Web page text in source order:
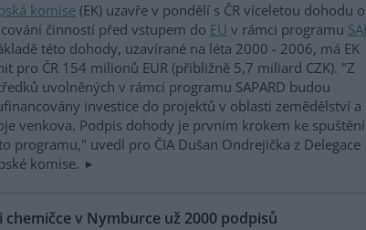
komise (EK) uzavře v pondělí s ČR víceletou dohodu o
činností před vstupem do EU v rámci programu
této dohody, uzavírané na léta 2000 - 2006, má EK
pro ČR 154 milionů EUR (přibližně 5,7 miliard CZK). "Z
uvolněných v rámci programu SAPARD budou
investice do projektů v oblasti zemědělství a
venkova. Podpis dohody je prvním krokem ke spuštění
programu," uvedl pro ČIA Dušan Ondrejička z Delegace
komise.
chemičce v Nymburce už 2000 podpisů